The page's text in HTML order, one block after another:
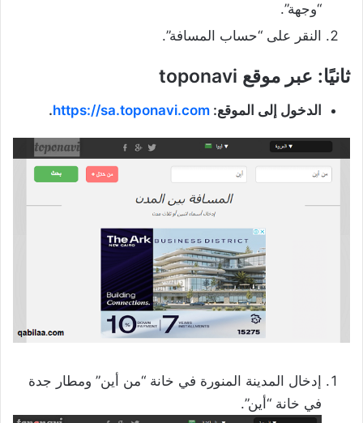
“وجهة”.
النقر على “حساب المسافة”.
ثانيًا: عبر موقع toponavi
الدخول إلى الموقع: https://sa.toponavi.com
.
إدخال المدينة المنورة في خانة “من أين” ومطار جدة
في خانة “أين”.